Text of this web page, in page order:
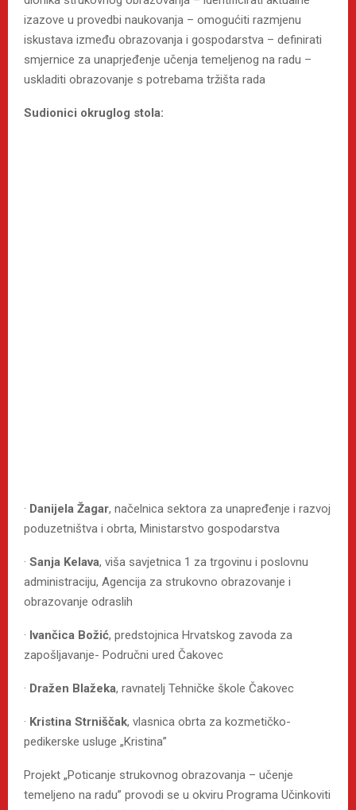
izazove u provedbi naukovanja – omogućiti razmjenu
iskustava između obrazovanja i gospodarstva – definirati
smjernice za unaprjeđenje učenja temeljenog na radu –
uskladiti obrazovanje s potrebama tržišta rada
Sudionici okruglog stola:
· Danijela Žagar, načelnica sektora za unapređenje i razvoj
poduzetništva i obrta, Ministarstvo gospodarstva
· Sanja Kelava, viša savjetnica 1 za trgovinu i poslovnu
administraciju, Agencija za strukovno obrazovanje i
obrazovanje odraslih
· Ivančica Božić, predstojnica Hrvatskog zavoda za
zapošljavanje- Područni ured Čakovec
· Dražen Blažeka, ravnatelj Tehničke škole Čakovec
· Kristina Strniščak, vlasnica obrta za kozmetičko-
pedikerske usluge „Kristina”
Projekt „Poticanje strukovnog obrazovanja – učenje
temeljeno na radu” provodi se u okviru Programa Učinkoviti